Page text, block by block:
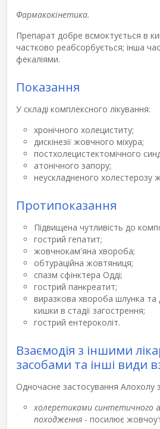
Фармакокінетика.
Препарат добре всмоктується в
частково реабсорбується; інша
фекаліями.
Показання
У складі комплексного лікування:
хронічного холециститу;
дискінезії жовчного міхура;
постхолецистектомічного
атонічного запору;
неускладненого холестерозу
Протипоказання
Підвищена чутливість до
гострий гепатит;
жовчнокам'яна хвороба;
обтураційна жовтяниця;
спазм сфінктера Одді;
гострий панкреатит;
виразкова хвороба шлунка та
кишки в стадії загострення;
гострий ентероколіт.
Взаємодія з іншими
засобами та інші види
Одночасне застосування Алохолу
холеретиками синтетичного
походження - посилює